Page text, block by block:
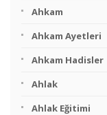
Ahkam
Ahkam Ayetleri
Ahkam Hadisler
Ahlak
Ahlak Eğitimi